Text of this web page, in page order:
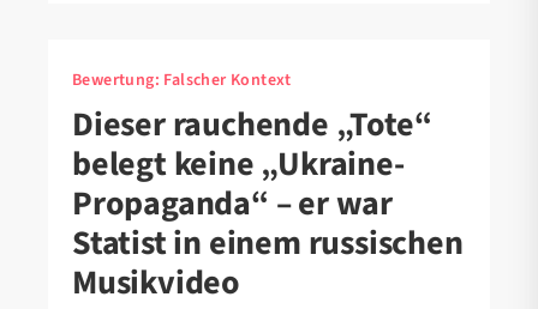
Bewertung: Falscher Kontext
Dieser rauchende „Tote“
belegt keine „Ukraine-
Propaganda“ – er war
Statist in einem russischen
Musikvideo